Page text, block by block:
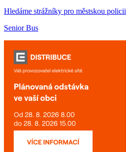
Hledáme strážníky pro městskou policii
Senior Bus